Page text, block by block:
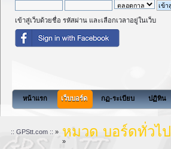
เข้าสู่เว็บด้วยชื่อ รหัสผ่าน และเลือกเวลาอยู่ในเว็บ
หน้าแรก เว็บบอร์ด กฏ-ระเบียบ ปฏิทิน
:: GPStt.com :: » หมวด บอร์ดทั่วไป
»